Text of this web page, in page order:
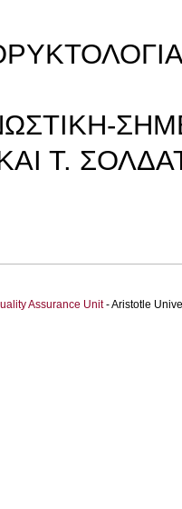
Τ.
Assurance Unit- Aristotle